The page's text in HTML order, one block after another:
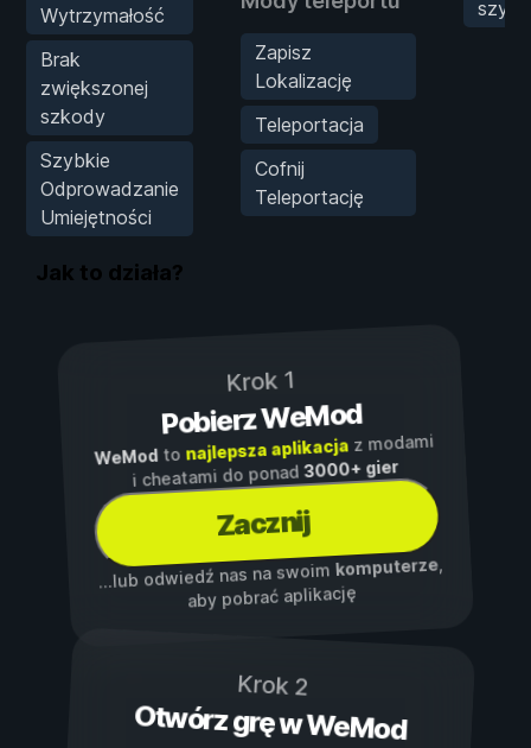
Wytrzymałość
Brak
zwiększonej
szkody
Szybkie
Odprowadzanie
Umiejętności
Zapisz
Lokalizację
Teleportacja
Cofnij
Teleportację
Jak to działa?
Krok 1
Pobierz WeMod
WeModto najlepsza aplikacjaz modami
i cheatami do ponad3000+ gier
Zacznij
...lub odwiedź nas na swoim komputerze,
aby pobrać aplikację
Krok 2
Otwórz grę w WeMod